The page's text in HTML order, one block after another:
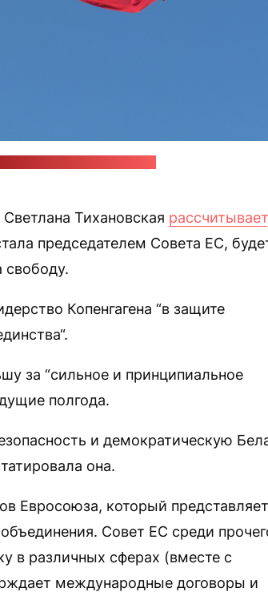
Тихановская рассчитывает
председателем Совета ЕС,
свободу.
Копенгагена “в защите
за “сильное и принципиальное
полгода.
и демократическую
она.
Евросоюза, который представляет
Совет ЕС среди
в различных сферах (вместе с
международные договоры и